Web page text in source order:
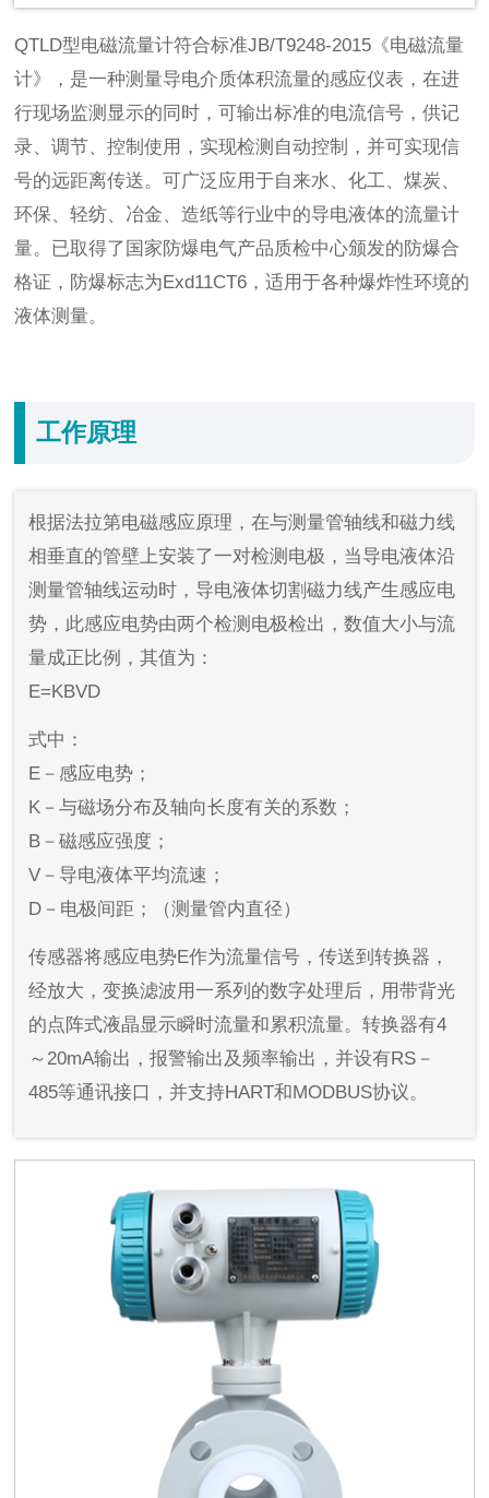
QTLD型电磁流量计符合标准JB/T9248-2015《电磁流量
计》，是一种测量导电介质体积流量的感应仪表，在进
行现场监测显示的同时，可输出标准的电流信号，供记
录、调节、控制使用，实现检测自动控制，并可实现信
号的远距离传送。可广泛应用于自来水、化工、煤炭、
环保、轻纺、冶金、造纸等行业中的导电液体的流量计
量。已取得了国家防爆电气产品质检中心颁发的防爆合
格证，防爆标志为Exd11CT6，适用于各种爆炸性环境的
液体测量。
工作原理
根据法拉第电磁感应原理，在与测量管轴线和磁力线
相垂直的管壁上安装了一对检测电极，当导电液体沿
测量管轴线运动时，导电液体切割磁力线产生感应电
势，此感应电势由两个检测电极检出，数值大小与流
量成正比例，其值为：
E=KBVD
式中：
E－感应电势；
K－与磁场分布及轴向长度有关的系数；
B－磁感应强度；
V－导电液体平均流速；
D－电极间距；（测量管内直径）
传感器将感应电势E作为流量信号，传送到转换器，
经放大，变换滤波用一系列的数字处理后，用带背光
的点阵式液晶显示瞬时流量和累积流量。转换器有4
～20mA输出，报警输出及频率输出，并设有RS－
485等通讯接口，并支持HART和MODBUS协议。